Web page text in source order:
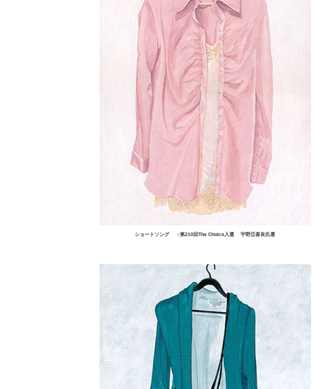
ショートソング ↑第210回The Choice入選 宇野亞喜良氏選